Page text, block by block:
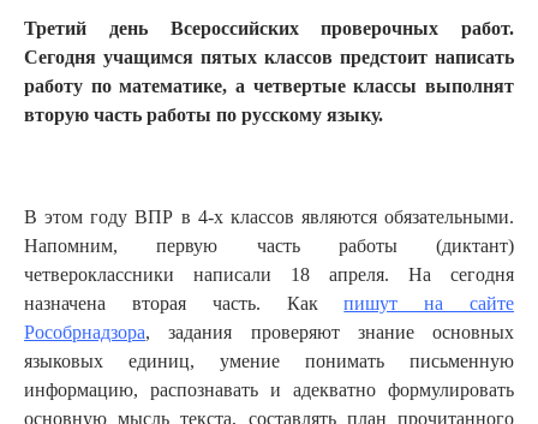
Третий день Всероссийских проверочных работ.
Сегодня учащимся пятых классов предстоит написать
работу по математике, а четвертые классы выполнят
вторую часть работы по русскому языку.
В этом году ВПР в 4-х классов являются обязательными.
Напомним, первую часть работы (диктант)
четвероклассники написали 18 апреля. На сегодня
назначена вторая часть. Какпишут на сайте
Рособрнадзора, задания проверяют знание основных
языковых единиц, умение понимать письменную
информацию, распознавать и адекватно формулировать
основную мысль текста, составлять план прочитанного